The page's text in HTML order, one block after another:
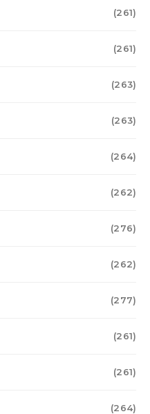
(261)
(261)
(263)
(263)
(264)
(262)
(276)
(262)
(277)
(261)
(261)
(264)